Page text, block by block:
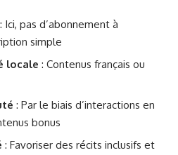
: Ici, pas d’abonnement à
simple
locale : Contenus français ou
: Par le biais d’interactions en
bonus
: Favoriser des récits inclusifs et